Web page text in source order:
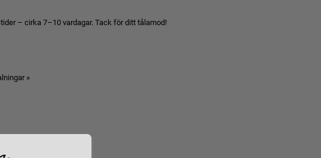
– cirka 7–10 vardagar. Tack för ditt tålamod!
»